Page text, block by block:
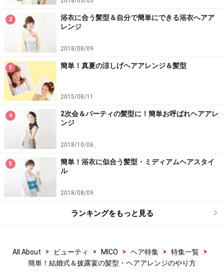
2
浴衣に合う髪型＆自分で簡単にできる浴衣へアア
レンジ
2018/08/09
3 簡単！真夏の涼しげヘアアレンジ＆髪型
2015/08/11
4
2次会＆パーティの髪型に！簡単お呼ばれヘアアレ
ンジ
2018/10/06
5
簡単！浴衣に似合う髪型・ミディアムヘアスタイ
ル
2018/08/09
ランキングをもっと見る
All About > ビューティ > MICO > ヘア特集 > 特集一覧
>
簡単！結婚式＆披露宴の髪型・ヘアアレンジのやり方